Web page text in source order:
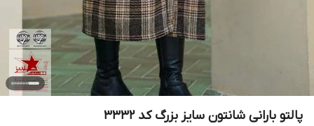
پالتو بارانی شانتون سایز بزرگ کد 3332